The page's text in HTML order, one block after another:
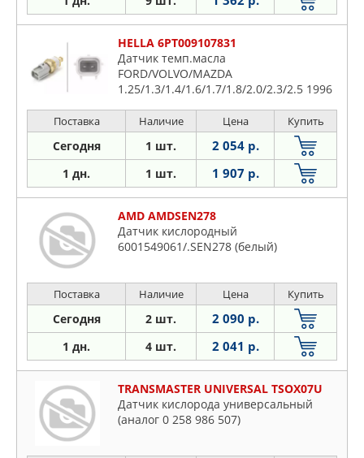
HELLA 6PT009107831
Датчик темп.масла
FORD/VOLVO/MAZDA
1.25/1.3/1.4/1.6/1.7/1.8/2.0/2.3/2.5 1996
Поставка Наличие Цена Купить
Сегодня 1 шт. 2 054 р.
1 дн. 1 шт. 1 907 р.
AMD AMDSEN278
Датчик кислородный
6001549061/.SEN278 (белый)
Поставка Наличие Цена Купить
Сегодня 2 шт. 2 090 р.
1 дн. 4 шт. 2 041 р.
TRANSMASTER UNIVERSAL TSOX07U
Датчик кислорода универсальный
(аналог 0 258 986 507)